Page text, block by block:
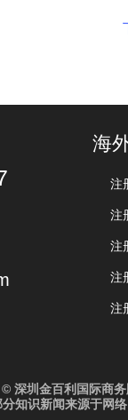
海
注
注
注
注
注
深圳金百利国际商
知识新闻来源于网